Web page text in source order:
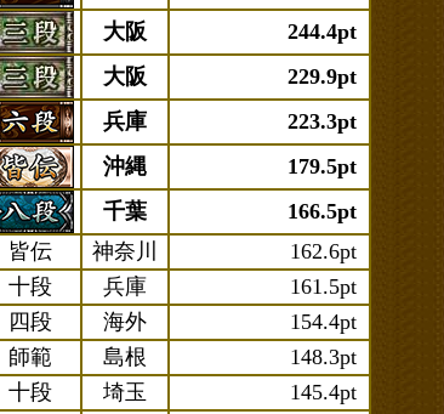
大阪
244.4pt
大阪
229.9pt
兵庫
223.3pt
沖縄
179.5pt
千葉
166.5pt
皆伝 神奈川
162.6pt
十段 兵庫
161.5pt
四段 海外
154.4pt
師範 島根
148.3pt
十段 埼玉
145.4pt